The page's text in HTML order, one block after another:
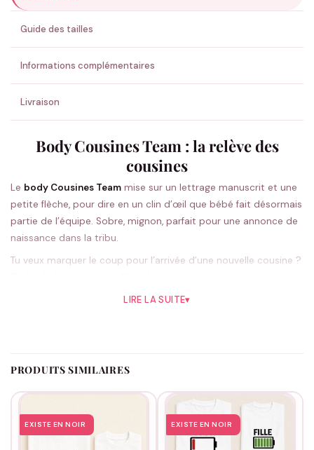
ENVOYER MA DEMANDE ✨
💚 Retour sous 24-48h🇫🇷 Flocage en France✅ Validation avant fabrication
Guide des tailles
Informations complémentaires
Livraison
Body Cousines Team : la relève des
cousines
Le body Cousines Team mise sur un lettrage manuscrit et une
petite flèche, pour dire en un clin d’œil que bébé fait désormais
partie de l’équipe. Sobre, mignon, parfait pour une annonce de
naissance dans la tribu.
Tu veux marquer le coup pour l’arrivée d’une nouvelle cousine ?
photos souvenirs. On le porte en blanc ou en noir, manches
de fer sur le motif. Le genre de cadeau qui sert vraiment, jour
LIRE LA SUITE▾
PRODUITS SIMILAIRES
EXISTE EN NOIR EXISTE EN NOIR